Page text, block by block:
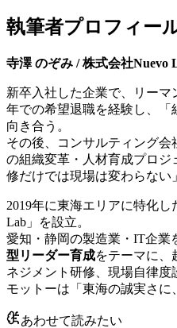
執筆者プロフィー
寺澤 のぞみ / 株式会社Nuevo
新卒入社した企業で、リー
年での希望退職を経験し、「
向き合う。
その後、コンサルティング
の組織変革・人材育成プロ
修だけでは現場は変わらない
2019年に東海エリアに特化
Lab」を設立。
愛知・静岡の製造業・IT企業
型リーダー育成をテーマに、
ネジメント研修、現場自律度
モットーは「東海の誠実さに
あわせて読みたい